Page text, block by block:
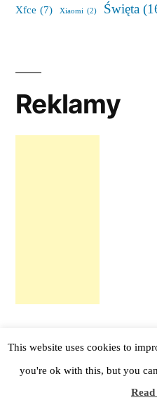
Xfce (7) Xiaomi (2) Święta
Reklamy
tail -f notes,Proudly
This website uses cookies to
you're ok with this, but you